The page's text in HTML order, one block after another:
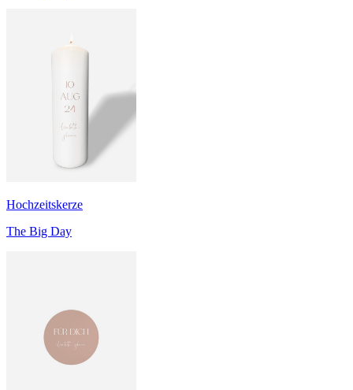
Hochzeitskerze
The Big Day